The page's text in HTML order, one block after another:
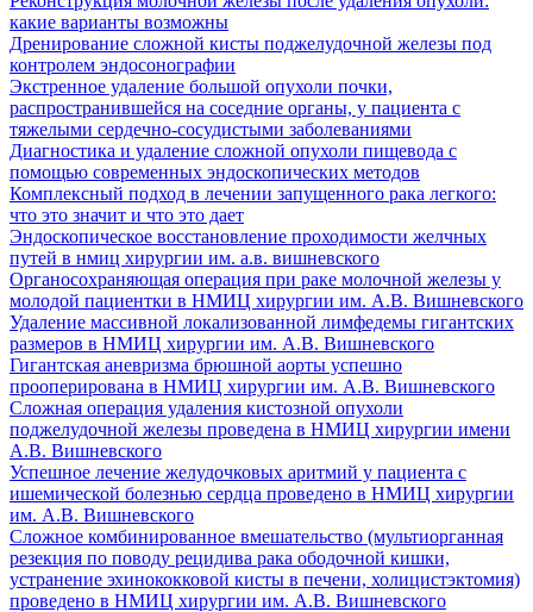
какие варианты возможны
Дренирование сложной кисты поджелудочной железы под
контролем эндосонографии
Экстренное удаление большой опухоли почки,
распространившейся на соседние органы, у пациента с
тяжелыми сердечно-сосудистыми заболеваниями
Диагностика и удаление сложной опухоли пищевода с
помощью современных эндоскопических методов
Комплексный подход в лечении запущенного рака легкого:
что это значит и что это дает
Эндоскопическое восстановление проходимости желчных
путей в нмиц хирургии им. а.в. вишневского
Органосохраняющая операция при раке молочной железы у
молодой пациентки в НМИЦ хирургии им. А.В. Вишневского
Удаление массивной локализованной лимфедемы гигантских
размеров в НМИЦ хирургии им. А.В. Вишневского
Гигантская аневризма брюшной аорты успешно
прооперирована в НМИЦ хирургии им. А.В. Вишневского
Сложная операция удаления кистозной опухоли
поджелудочной железы проведена в НМИЦ хирургии имени
А.В. Вишневского
Успешное лечение желудочковых аритмий у пациента с
ишемической болезнью сердца проведено в НМИЦ хирургии
им. А.В. Вишневского
Сложное комбинированное вмешательство (мультиорганная
резекция по поводу рецидива рака ободочной кишки,
устранение эхинококковой кисты в печени, холицистэктомия)
проведено в НМИЦ хирургии им. А.В. Вишневского